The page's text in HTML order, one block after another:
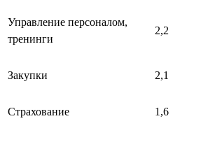
Управление персоналом,
тренинги
2,2
Закупки 2,1
Страхование 1,6